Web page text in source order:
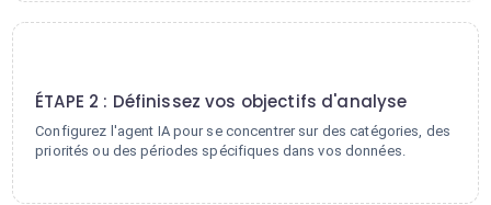
ÉTAPE 2 : Définissez vos objectifs d'analyse
Configurez l'agent IA pour se concentrer sur des catégories, des
priorités ou des périodes spécifiques dans vos données.